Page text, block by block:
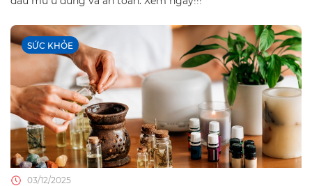
SỨC KHỎE
03/12/2025